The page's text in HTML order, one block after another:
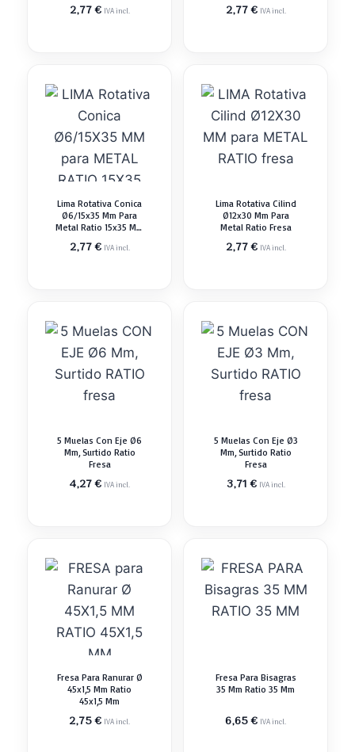
2,77€ IVA incl. 2,77€ IVA incl.
Lima Rotativa Conica
Ø6/15x35 Mm Para
Metal Ratio 15x35 Mm
2,77€ IVA incl.
Lima Rotativa Cilind
Ø12x30 Mm Para
Metal Ratio Fresa
2,77€ IVA incl.
5 Muelas Con Eje Ø6
Mm, Surtido Ratio
Fresa
4,27€ IVA incl.
5 Muelas Con Eje Ø3
Mm, Surtido Ratio
Fresa
3,71€ IVA incl.
Fresa Para Ranurar Ø
45x1,5 Mm Ratio
45x1,5 Mm
2,75€ IVA incl.
Fresa Para Bisagras
35 Mm Ratio 35 Mm
6,65€ IVA incl.